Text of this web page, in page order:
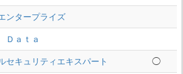
ンタープライズ
Ｄａｔａ
セキュリティエキスパート ◯